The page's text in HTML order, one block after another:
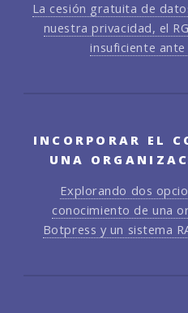
La cesión gratuita de
nuestra privacidad, el
insuficiente
INCORPORAR EL
UNA
Explorando dos
conocimiento de una
Botpress y un sistema